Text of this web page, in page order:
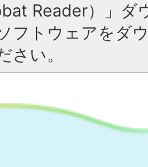
Reader）」ダ
フトウェアをダ
さい。